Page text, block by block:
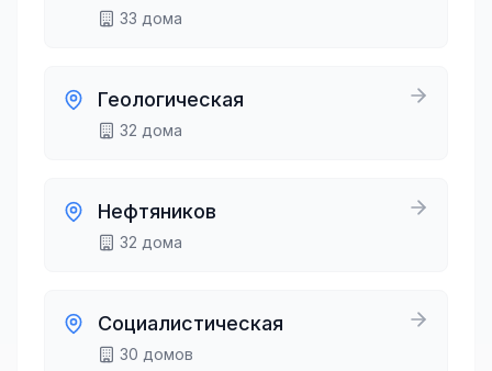
33 дома
Геологическая
32 дома
Нефтяников
32 дома
Социалистическая
30 домов